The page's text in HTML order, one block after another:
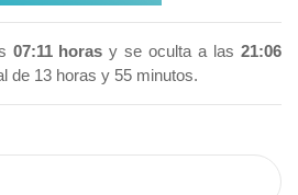
07:11 horas y se oculta a las21:06
de 13 horas y 55 minutos.